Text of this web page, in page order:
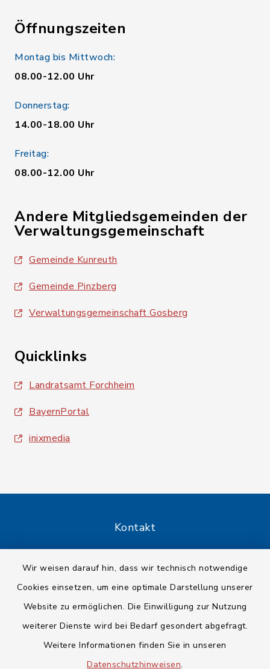
Wir weisen darauf hin, dass wir technisch notwendige
Cookies einsetzen, um eine optimale Darstellung unserer
Website zu ermöglichen. Die Einwilligung zur Nutzung
weiterer Dienste wird bei Bedarf gesondert abgefragt.
Weitere Informationen finden Sie in unseren
Datenschutzhinweisen.
Öffnungszeiten
Montag bis Mittwoch:
08.00-12.00 Uhr
Donnerstag:
14.00-18.00 Uhr
Freitag:
08.00-12.00 Uhr
Andere Mitgliedsgemeinden der
Verwaltungsgemeinschaft
Gemeinde Kunreuth
Gemeinde Pinzberg
Verwaltungsgemeinschaft Gosberg
Quicklinks
Landratsamt Forchheim
BayernPortal
inixmedia
Kontakt
Datenschutz
Impressum
Sitemap